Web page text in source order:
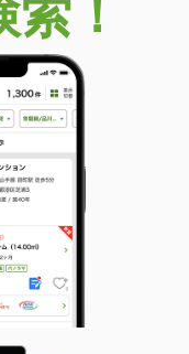
！